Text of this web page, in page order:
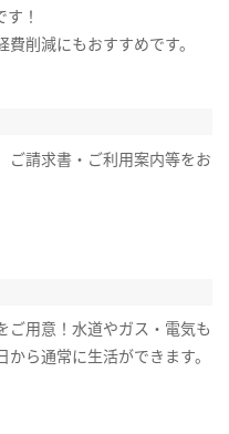
！
削減にもおすすめです。
ご請求書・ご利用案内等をお
ご用意！水道やガス・電気も
ら通常に生活ができます。